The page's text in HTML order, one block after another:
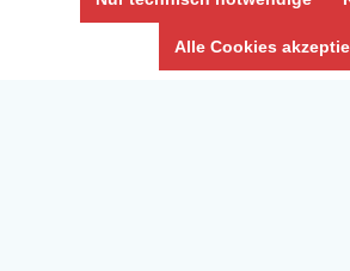
Alle Cookies